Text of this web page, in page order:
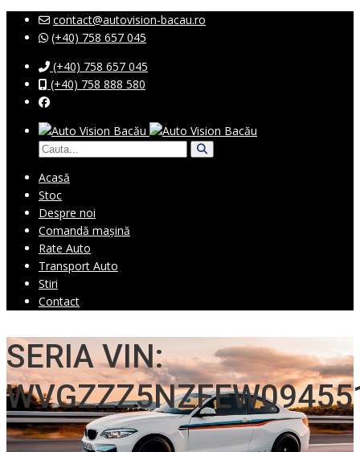
contact@autovision-bacau.ro
(+40) 758 657 045
(+40) 758 657 045
(+40) 758 888 580
Acasă
Stoc
Despre noi
Comandă mașină
Rate Auto
Transport Auto
Stiri
Contact
SERIA VIN: